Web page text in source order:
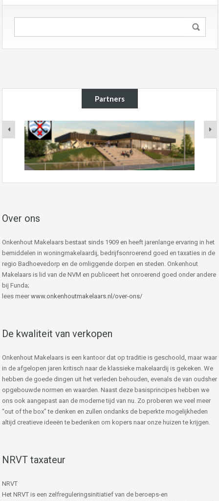
Partners
Over ons
Onkenhout Makelaars bestaat sinds 1909 en heeft jarenlange ervaring in het
bemiddelen in woningmakelaardij, bedrijfsonroerend goed en taxaties in de
regio Badhoevedorp en de omliggende dorpen en steden. Onkenhout
Makelaars is lid van de NVM en publiceert het onroerend goed onder andere
bij Funda;
lees meer www.onkenhoutmakelaars.nl/over-ons/
De kwaliteit van verkopen
Onkenhout Makelaars is een kantoor dat op traditie is geschoold, maar waar
in de afgelopen jaren kritisch naar de klassieke makelaardij is gekeken. We
hebben de goede dingen uit het verleden behouden, evenals de van oudsher
opgebouwde normen en waarden. Naast deze basisprincipes hebben we
ons ook aangepast aan de moderne tijd van nu. Zo proberen we veel meer
“out of the box” te denken en zullen ondanks de beperkte mogelijkheden
altijd creatieve ideeën te bedenken om kopers naar onze huizen te krijgen.
NRVT taxateur
NRVT
Het NRVT is een zelfreguleringsinitiatief van de beroeps-en